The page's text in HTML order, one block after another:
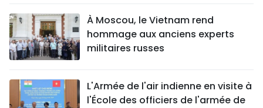
À Moscou, le Vietnam rend
hommage aux anciens experts
militaires russes
L'Armée de l'air indienne en visite à
l'École des officiers de l'armée de